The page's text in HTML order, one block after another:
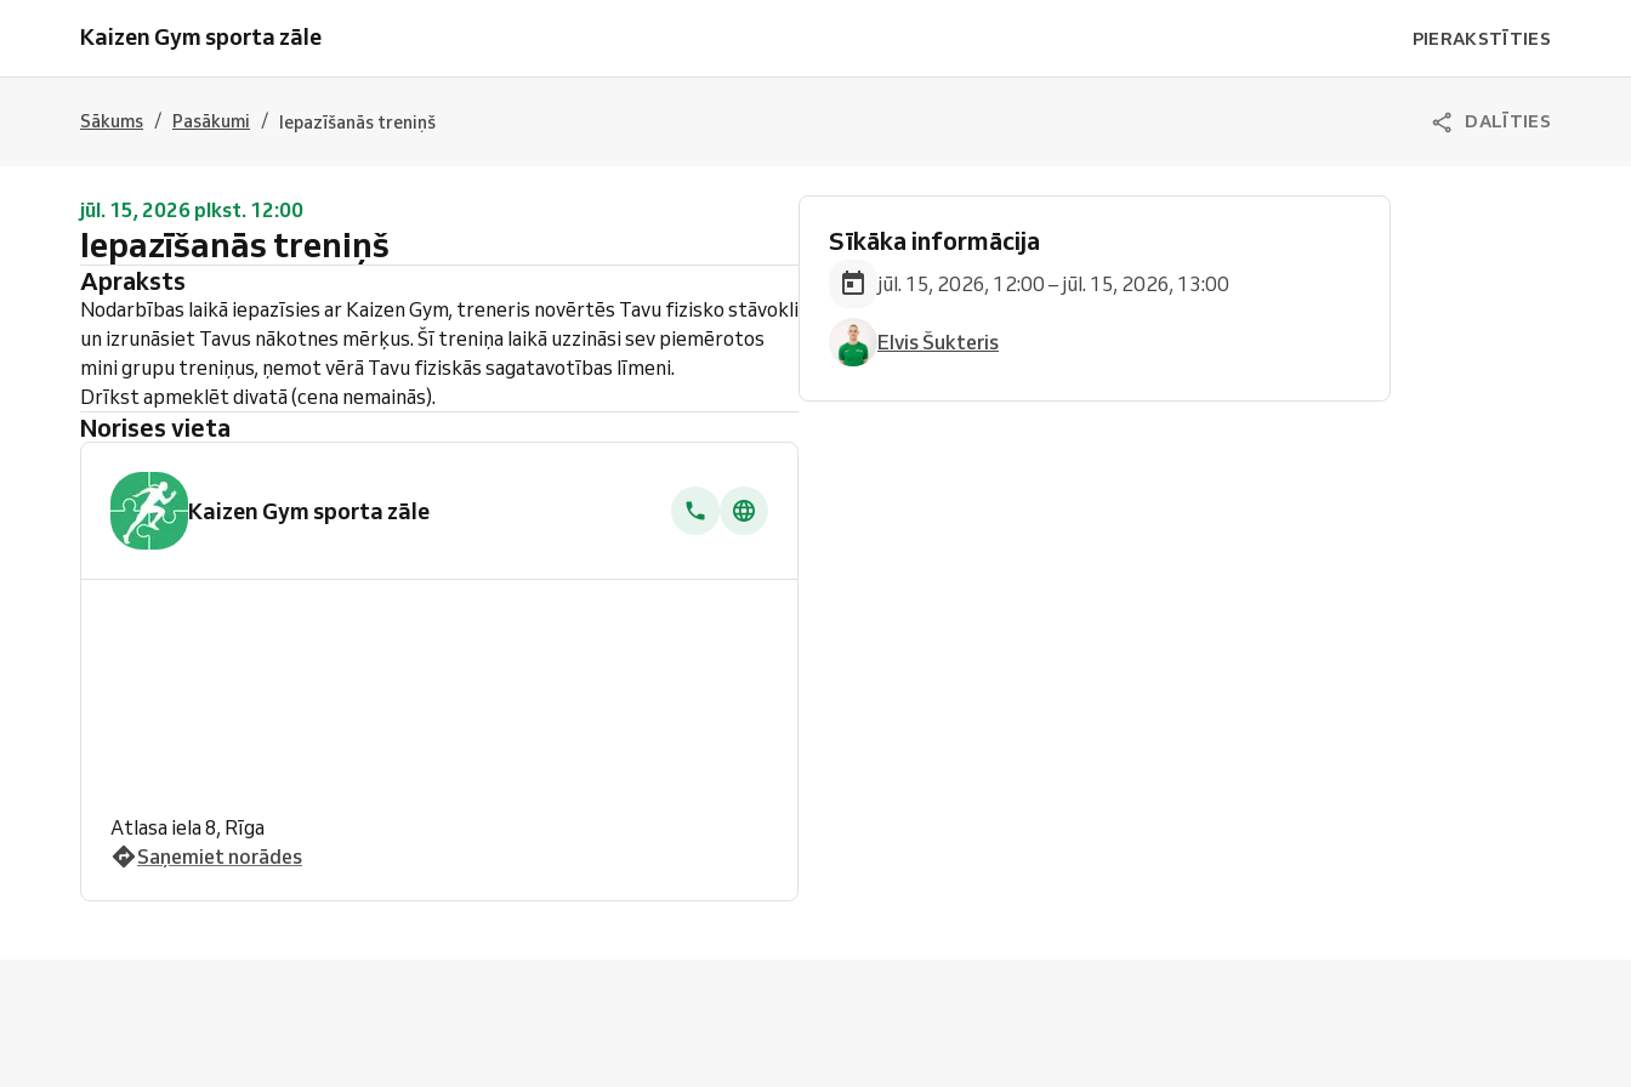
Kaizen Gym sporta zāle PIERAKSTĪTIES
Sākums / Pasākumi / Iepazīšanās treniņš DALĪTIES
jūl. 15, 2026 plkst. 12:00
Iepazīšanās treniņš
Apraksts
Nodarbības laikā iepazīsies ar Kaizen Gym, treneris novērtēs Tavu fizisko stāvokli
un izrunāsiet Tavus nākotnes mērķus. Šī treniņa laikā uzzināsi sev piemērotos
mini grupu treniņus, ņemot vērā Tavu fiziskās sagatavotības līmeni.
Drīkst apmeklēt divatā (cena nemainās).
Norises vieta
Kaizen Gym sporta zāle
Atlasa iela 8, Rīga
Saņemiet norādes
Sīkāka informācija
jūl. 15, 2026, 12:00 – jūl. 15, 2026, 13:00
Elvis Šukteris